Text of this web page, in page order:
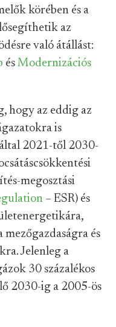
körében és a
az
való átállást:
és Modernizációs
hogy az eddig az
is
2021-től 2030-
megosztási
– ESR) és
és
Jelenleg a
30 százalékos
2030-ig a 2005-ös